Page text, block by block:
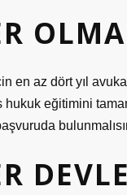
en az dört yıl
hukuk eğitimini